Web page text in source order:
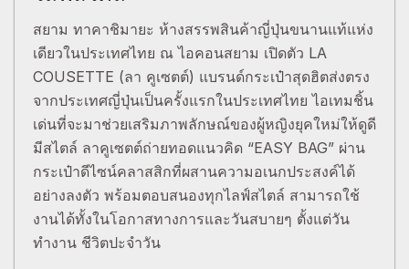
สยาม ทาคาชิมายะ ห้างสรรพสินค้าญี่ปุ่นขนานแท้แห่ง
เดียวในประเทศไทย ณ ไอคอนสยาม เปิดตัว LA
COUSETTE (ลา คูเซตต์) แบรนด์กระเป๋าสุดฮิตส่งตรง
จากประเทศญี่ปุ่นเป็นครั้งแรกในประเทศไทย ไอเทมชิ้น
เด่นที่จะมาช่วยเสริมภาพลักษณ์ของผู้หญิงยุคใหม่ให้ดูดี
มีสไตล์ ลาคูเซตต์ถ่ายทอดแนวคิด “EASY BAG” ผ่าน
กระเป๋าดีไซน์คลาสสิกที่ผสานความอเนกประสงค์ได้
อย่างลงตัว พร้อมตอบสนองทุกไลฟ์สไตล์ สามารถใช้
งานได้ทั้งในโอกาสทางการและวันสบายๆ ตั้งแต่วัน
ทำงาน ชีวิตปะจำวัน